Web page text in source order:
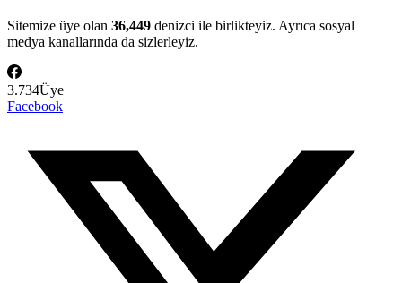
Sitemize üye olan 36,449 denizci ile birlikteyiz. Ayrıca sosyal
medya kanallarında da sizlerleyiz.
3.734Üye
Facebook